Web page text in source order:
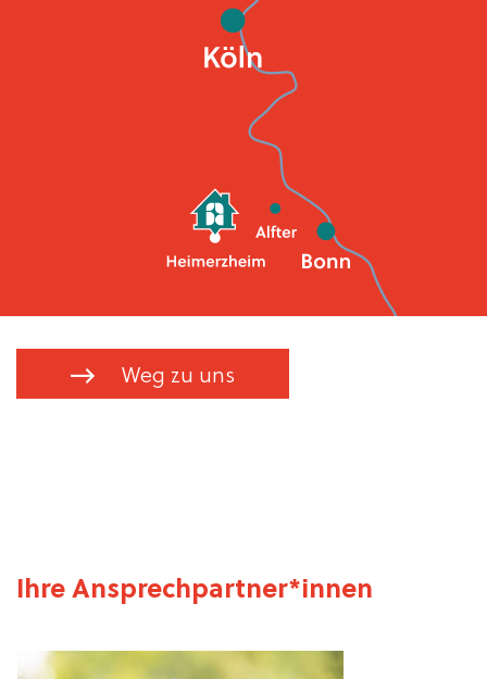
Weg zu uns
Ihre Ansprechpartner*innen